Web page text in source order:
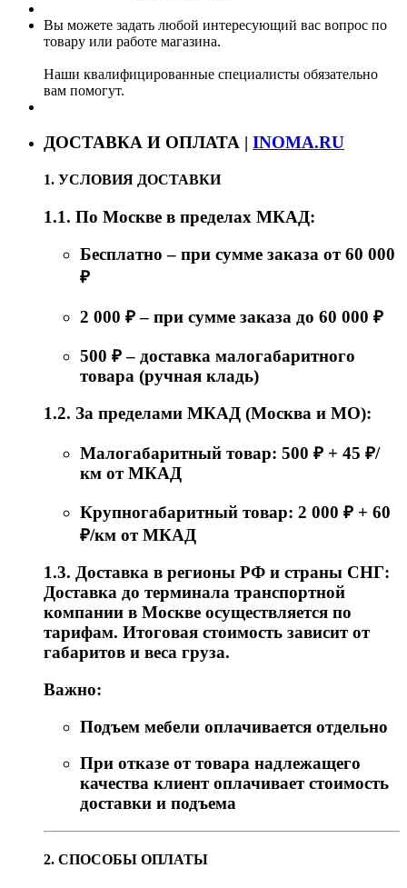
Вы можете задать любой интересующий вас вопрос по
товару или работе магазина.
Наши квалифицированные специалисты обязательно
вам помогут.
ДОСТАВКА И ОПЛАТА | INOMA.RU
1. УСЛОВИЯ ДОСТАВКИ
1.1. По Москве в пределах МКАД:
Бесплатно – при сумме заказа от 60 000
₽
2 000 ₽ – при сумме заказа до 60 000 ₽
500 ₽ – доставка малогабаритного
товара (ручная кладь)
1.2. За пределами МКАД (Москва и МО):
Малогабаритный товар: 500 ₽ + 45 ₽/
км от МКАД
Крупногабаритный товар: 2 000 ₽ + 60
₽/км от МКАД
1.3. Доставка в регионы РФ и страны СНГ:
Доставка до терминала транспортной
компании в Москве осуществляется по
тарифам. Итоговая стоимость зависит от
габаритов и веса груза.
Важно:
Подъем мебели оплачивается отдельно
При отказе от товара надлежащего
качества клиент оплачивает стоимость
доставки и подъема
2. СПОСОБЫ ОПЛАТЫ